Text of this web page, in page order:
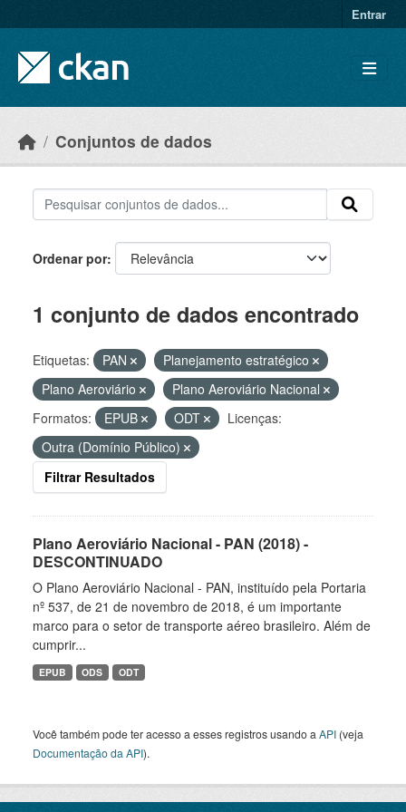
Entrar
Conjuntos de dados
Ordenar por
1 conjunto de dados encontrado
Etiquetas: PAN
Planejamento estratégico
Plano Aeroviário
Plano Aeroviário Nacional
Formatos:
EPUB ODT
Licenças:
Outra (Domínio Público)
Filtrar Resultados
Plano Aeroviário Nacional - PAN (2018) -
DESCONTINUADO
O Plano Aeroviário Nacional - PAN, instituído pela Portaria
nº 537, de 21 de novembro de 2018, é um importante
marco para o setor de transporte aéreo brasileiro. Além de
cumprir...
EPUB ODS ODT
Você também pode ter acesso a esses registros usando a API (veja
Documentação da API).